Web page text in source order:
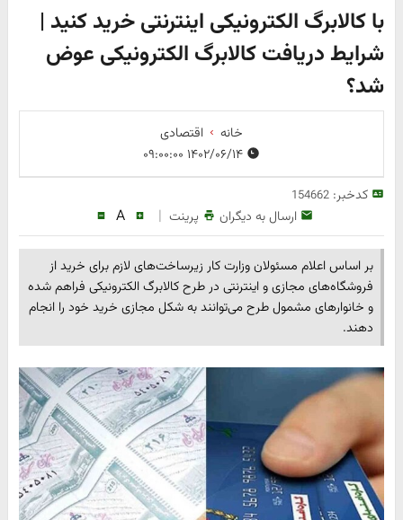
با کالابرگ الکترونیکی اینترنتی خرید کنید |
شرایط دریافت کالابرگ الکترونیکی عوض
شد؟
خانه
اقتصادی
کدخبر:154662
ارسال به دیگران پرینت |
A
بر اساس اعلام مسئولان وزارت کار زیرساخت‌های لازم برای خرید از
فروشگاه‌های مجازی و اینترنتی در طرح کالابرگ الکترونیکی فراهم شده
و خانوارهای مشمول طرح می‌توانند به شکل مجازی خرید خود را انجام
دهند.